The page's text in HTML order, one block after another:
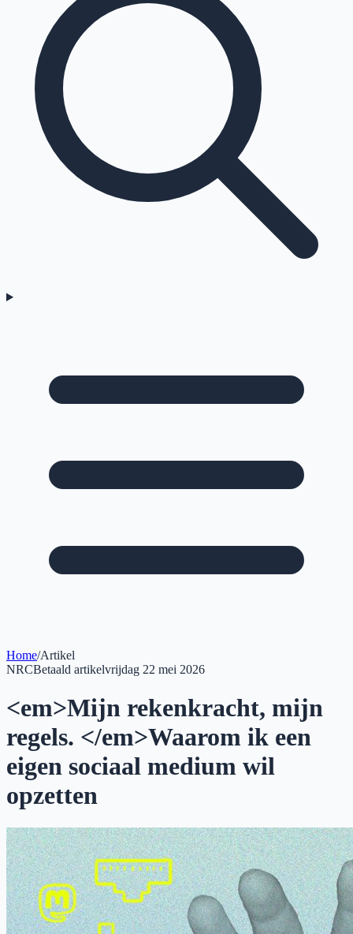
Home/Artikel
NRCBetaald artikelvrijdag 22 mei 2026
<em>Mijn rekenkracht, mijn
regels. </em>Waarom ik een
eigen sociaal medium wil
opzetten